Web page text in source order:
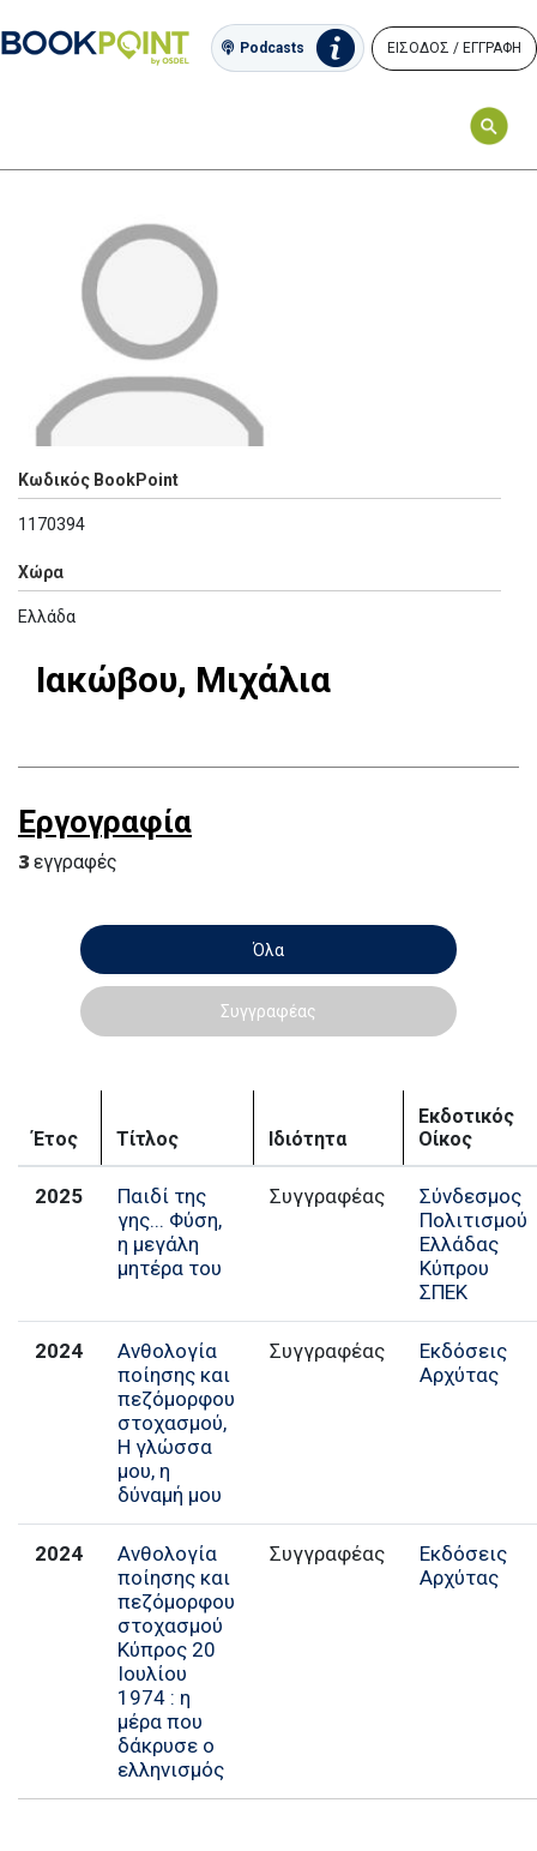
Podcasts ΕΙΣΟΔΟΣ / ΕΓΓΡΑΦΗ
Κωδικός BookPoint
1170394
Χώρα
Ελλάδα
Ιακώβου, Μιχάλια
Εργογραφία
3 εγγραφές
Όλα
Συγγραφέας
Έτος Τίτλος Ιδιότητα
Εκδοτικός
Οίκος
2025
Παιδί της
γης... Φύση,
η µεγάλη
µητέρα του
Συγγραφέας
Σύνδεσμος
Πολιτισμού
Ελλάδας
Κύπρου
ΣΠΕΚ
2024
Ανθολογία
ποίησης και
πεζόμορφου
στοχασμού,
Η γλώσσα
μου, η
δύναμή μου
Συγγραφέας
Εκδόσεις
Αρχύτας
2024
Ανθολογία
ποίησης και
πεζόμορφου
στοχασμού
Κύπρος 20
Ιουλίου
1974 : η
μέρα που
δάκρυσε ο
ελληνισμός
Συγγραφέας
Εκδόσεις
Αρχύτας